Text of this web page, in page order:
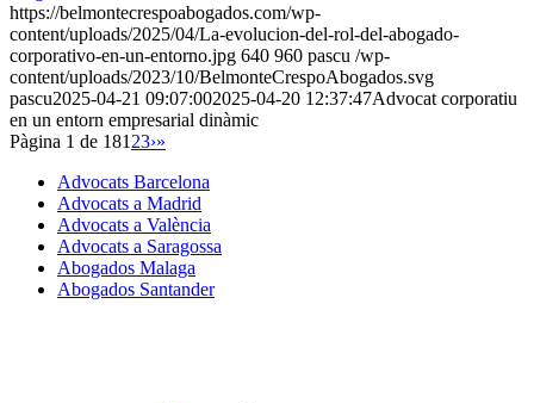
https://belmontecrespoabogados.com/wp-
content/uploads/2025/04/La-evolucion-del-rol-del-abogado-
corporativo-en-un-entorno.jpg 640 960 pascu /wp-
content/uploads/2023/10/BelmonteCrespoAbogados.svg
pascu2025-04-21 09:07:002025-04-20 12:37:47Advocat corporatiu
en un entorn empresarial dinàmic
Pàgina 1 de 181 23›»
Advocats Barcelona
Advocats a Madrid
Advocats a València
Advocats a Saragossa
Abogados Malaga
Abogados Santander